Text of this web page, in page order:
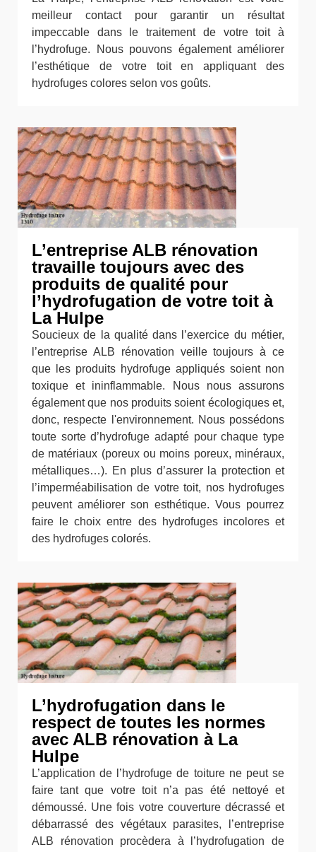
meilleur contact pour garantir un résultat
impeccable dans le traitement de votre toit à
l’hydrofuge. Nous pouvons également améliorer
l’esthétique de votre toit en appliquant des
hydrofuges colores selon vos goûts.
L’entreprise ALB rénovation
travaille toujours avec des
produits de qualité pour
l’hydrofugation de votre toit à
La Hulpe
Soucieux de la qualité dans l’exercice du métier,
l’entreprise ALB rénovation veille toujours à ce
que les produits hydrofuge appliqués soient non
toxique et ininflammable. Nous nous assurons
également que nos produits soient écologiques et,
donc, respecte l'environnement. Nous possédons
toute sorte d’hydrofuge adapté pour chaque type
de matériaux (poreux ou moins poreux, minéraux,
métalliques…). En plus d’assurer la protection et
l’imperméabilisation de votre toit, nos hydrofuges
peuvent améliorer son esthétique. Vous pourrez
faire le choix entre des hydrofuges incolores et
des hydrofuges colorés.
L’hydrofugation dans le
respect de toutes les normes
avec ALB rénovation à La
Hulpe
L’application de l’hydrofuge de toiture ne peut se
faire tant que votre toit n’a pas été nettoyé et
démoussé. Une fois votre couverture décrassé et
débarrassé des végétaux parasites, l’entreprise
ALB rénovation procèdera à l’hydrofugation de